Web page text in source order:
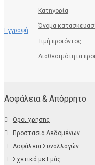
Κατηγορία
Όνομα
Τιμή προϊόντος
Διαθεσιμότητα
Εγγραφή
Ασφάλεια & Απόρρητο
Όροι χρήσης
Προστασία Δεδομένων
Ασφάλεια Συναλλαγών
Σχετικά με Εμάς